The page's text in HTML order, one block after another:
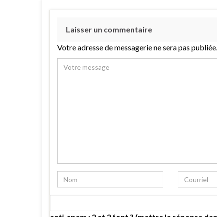
Laisser un commentaire
Votre adresse de messagerie ne sera pas publiée.